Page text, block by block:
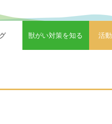
獣がい対策を知る 活